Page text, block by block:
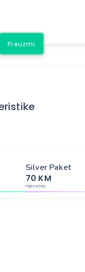
Preuzmi
Silver Paket
70 KM
mjesečno